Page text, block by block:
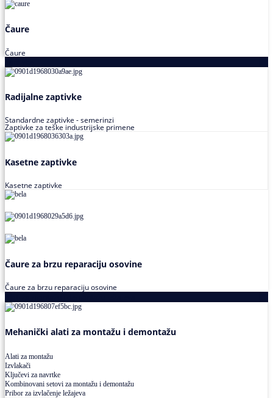
Čaure
Čaure
Radijalne zaptivke
Standardne zaptivke - semerinzi
Zaptivke za teške industrijske primene
Kasetne zaptivke
Kasetne zaptivke
Čaure za brzu reparaciju osovine
Čaure za brzu reparaciju osovine
Mehanički alati za montažu i demontažu
Alati za montažu
Izvlakači
Ključevi za navrtke
Kombinovani setovi za montažu i demontažu
Pribor za izvlačenje ležajeva